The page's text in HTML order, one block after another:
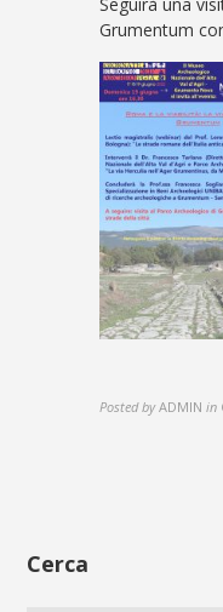
Grumentum
Posted by ADMIN in
Cerca